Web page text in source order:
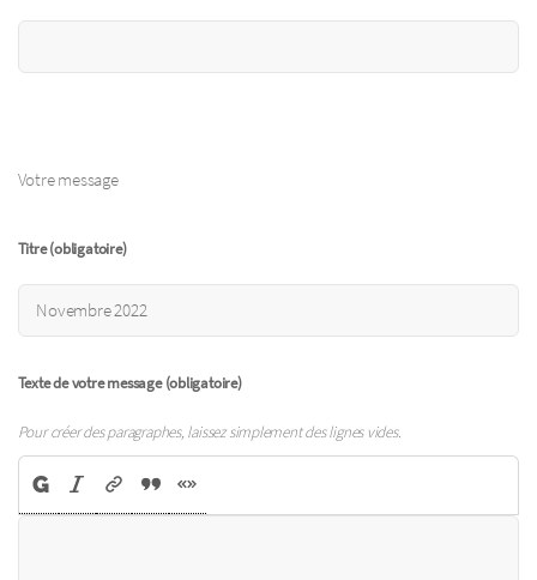
Votre message
Titre (obligatoire)
Texte de votre message (obligatoire)
Pour créer des paragraphes, laissez simplement des lignes vides.